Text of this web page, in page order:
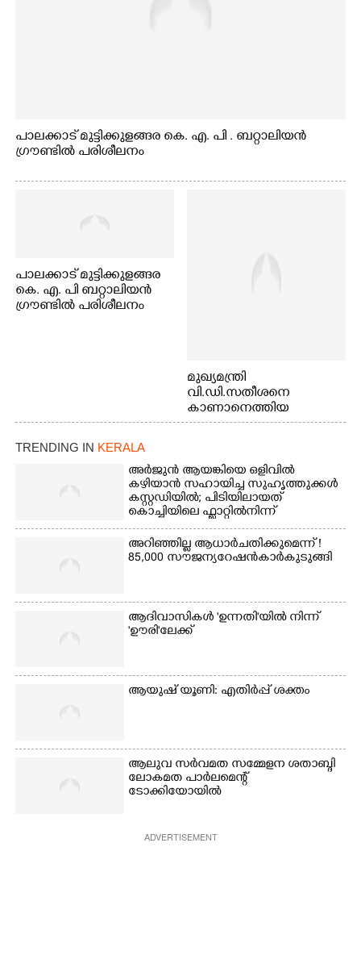
പാലക്കാട് മുട്ടിക്കുളങ്ങര കെ. എ. പി . ബറ്റാലിയൻ
ഗ്രൗണ്ടിൽ പരിശീലനം
പാലക്കാട് മുട്ടിക്കുളങ്ങര
കെ. എ. പി ബറ്റാലിയൻ
ഗ്രൗണ്ടിൽ പരിശീലനം
മുഖ്യമന്ത്രി
വി.ഡി.സതീശനെ
കാണാനെത്തിയ
മോഹനൻ നായർ
TRENDING IN KERALA
അർജുൻ ആയങ്കിയെ ഒളിവിൽ
കഴിയാൻ സഹായിച്ച സുഹൃത്തുക്കൾ
കസ്റ്റഡിയിൽ; പിടിയിലായത്
കൊച്ചിയിലെ ഫ്ലാറ്റിൽനിന്ന്
അറിഞ്ഞില്ല ആധാർ ചതിക്കുമെന്ന് !
85,000 സൗജന്യ റേഷൻകാർ കുടുങ്ങി
ആദിവാസികൾ 'ഉന്നതി'യിൽ നിന്ന്
'ഊരി'ലേക്ക്
ആയുഷ് യൂണി: എതിർപ്പ് ശക്തം
ആലുവ സർവമത സമ്മേളന ശതാബ്ദി
ലോകമത പാർലമെന്റ്
ടോക്കിയോയിൽ
ADVERTISEMENT